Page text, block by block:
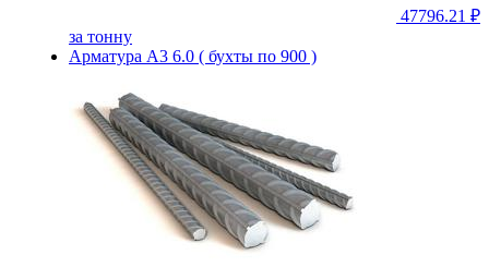
47796.21 ₽
за тонну
Арматура А3 6.0 ( бухты по 900 )